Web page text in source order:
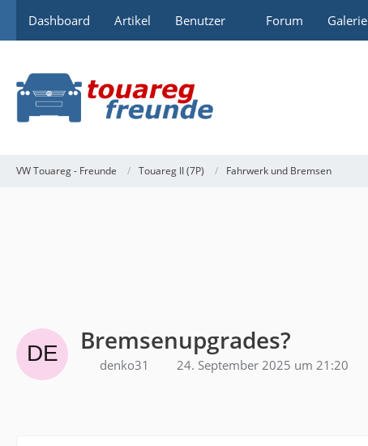
Dashboard Artikel Benutzer Forum Galerie
VW Touareg - Freunde Touareg II (7P) Fahrwerk und Bremsen
Bremsenupgrades?
denko31 24. September 2025 um 21:20